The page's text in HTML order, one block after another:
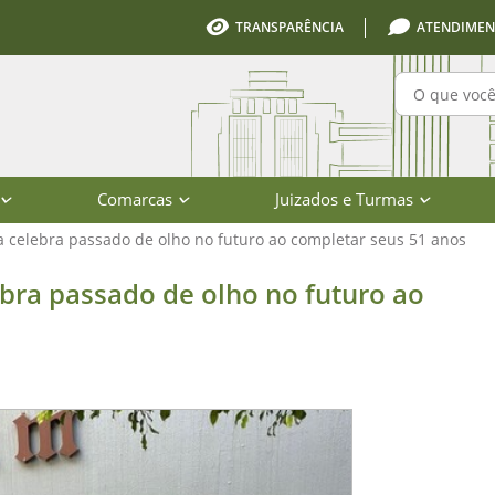
TRANSPARÊNCIA
Comarcas Juizados e Turmas
celebra passado de olho no futuro ao completar seus 51 anos
de olho no futuro ao
passado de olho no futuro ao